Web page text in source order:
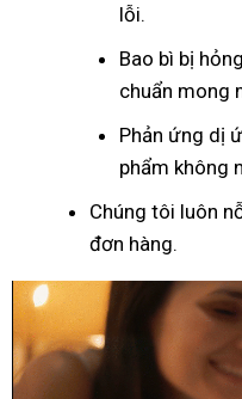
lỗi.
Bao bì bị
chuẩn mong
Phản ứng dị
phẩm không
Chúng tôi luôn
đơn hàng.